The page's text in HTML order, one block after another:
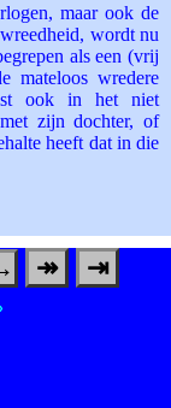
maar ook de
wordt nu
als een (vrij
mateloos wredere
ook in het niet
met zijn dochter, of
heeft dat in die
↠ ⇥